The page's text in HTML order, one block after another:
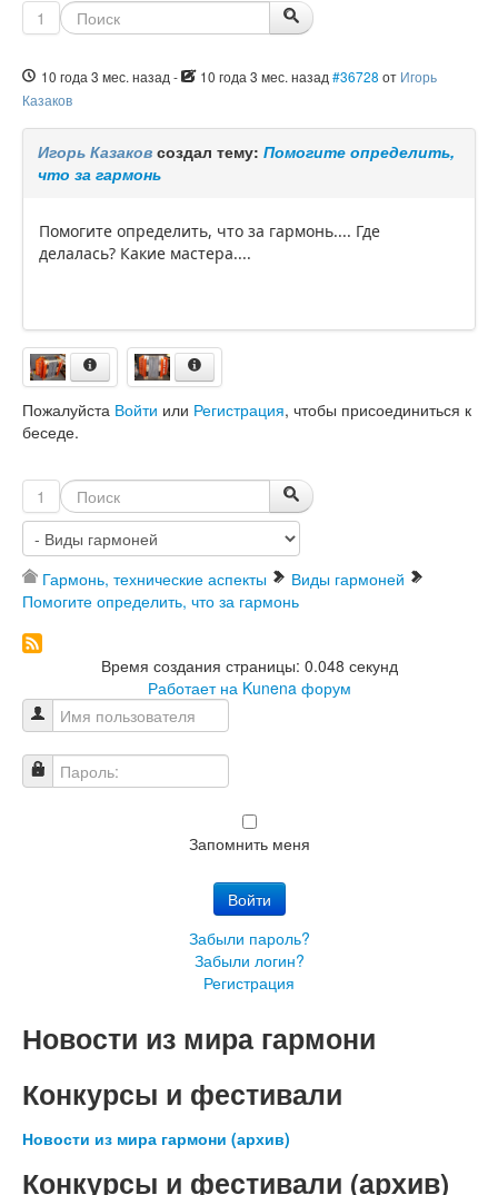
1
10 года 3 мес. назад - 10 года 3 мес. назад #36728 от Игорь
Казаков
Игорь Казаков создал тему: Помогите определить,
что за гармонь
Помогите определить, что за гармонь.... Где
делалась? Какие мастера....
Пожалуйста Войти или Регистрация, чтобы присоединиться к
беседе.
1
Гармонь, технические аспекты
Виды гармоней
Помогите определить, что за гармонь
Время создания страницы: 0.048 секунд
Работает на Kunena форум
Имя пользователя
Пароль:
Запомнить меня
Войти
Забыли пароль?
Забыли логин?
Регистрация
Новости из мира гармони
Конкурсы и фестивали
Новости из мира гармони (архив)
Конкурсы и фестивали (архив)